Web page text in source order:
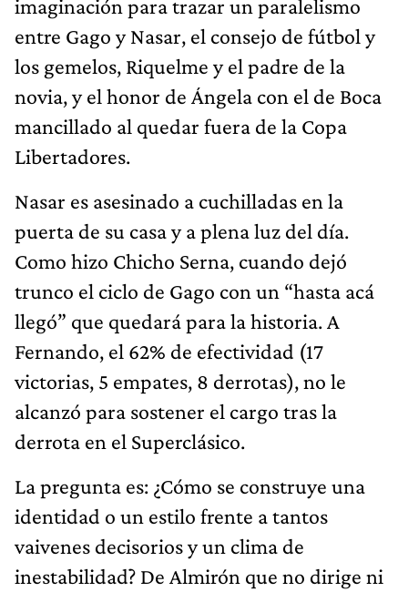
imaginación para trazar un paralelismo
entre Gago y Nasar, el consejo de fútbol y
los gemelos, Riquelme y el padre de la
novia, y el honor de Ángela con el de Boca
mancillado al quedar fuera de la Copa
Libertadores.
Nasar es asesinado a cuchilladas en la
puerta de su casa y a plena luz del día.
Como hizo Chicho Serna, cuando dejó
trunco el ciclo de Gago con un “hasta acá
llegó” que quedará para la historia. A
Fernando, el 62% de efectividad (17
victorias, 5 empates, 8 derrotas), no le
alcanzó para sostener el cargo tras la
derrota en el Superclásico.
La pregunta es: ¿Cómo se construye una
identidad o un estilo frente a tantos
vaivenes decisorios y un clima de
inestabilidad? De Almirón que no dirige ni